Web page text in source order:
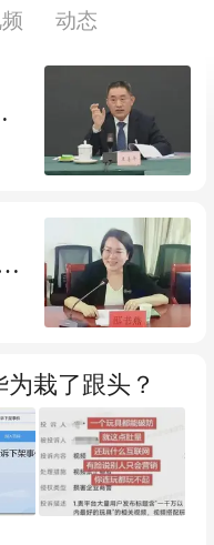
动态
栽了跟头？